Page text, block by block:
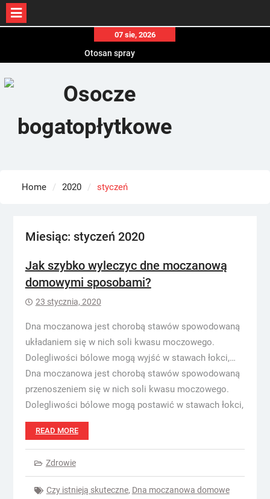
content
07 sie, 2026
Korony
Home 2020 styczeń
Miesiąc: styczeń 2020
Jak szybko wyleczyc dne moczanową
domowymi sposobami?
23 stycznia, 2020
Dna moczanowa jest chorobą stawów spowodowaną
układaniem się w nich soli kwasu moczowego.
Dolegliwości bólowe mogą wyjść w stawach łokci,…
Dna moczanowa jest chorobą stawów spowodowaną
przenoszeniem się w nich soli kwasu moczowego.
Dolegliwości bólowe mogą postawić w stawach łokci,
READ MORE
Zdrowie
Czy istnieją skuteczne, Dna moczanowa domowe